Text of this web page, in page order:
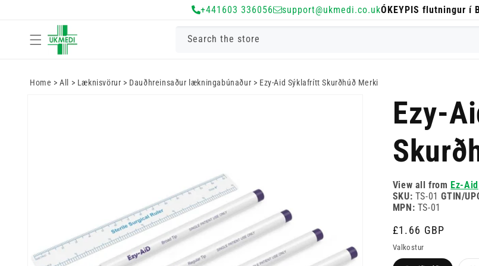
+441603 336056 support@ukmedi.co.ukÓKEYPIS flutningur í
Search the store
Home >All > Læknisvörur > Dauðhreinsaður lækningabúnaður > Ezy-Aid Sýklafrítt Skurðhúð Merki
Ezy-
View all from Ez-Aid
SKU: TS-01GTIN/
MPN: TS-01
Venjulegt
verð
£1.66 GBP
Valkostur